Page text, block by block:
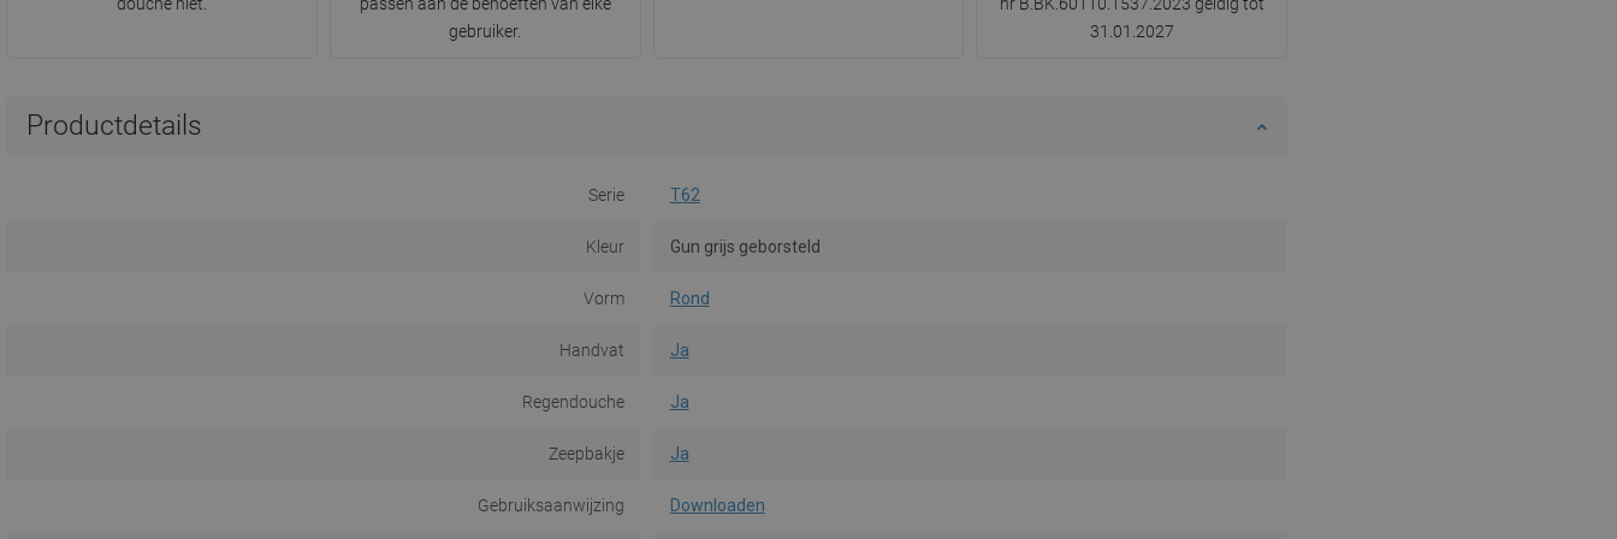
gebruiker.
31.01.2027
Productdetails
Serie T62
Kleur Gun grijs geborsteld
Vorm Rond
Handvat Ja
Regendouche Ja
Zeepbakje Ja
Gebruiksaanwijzing Downloaden